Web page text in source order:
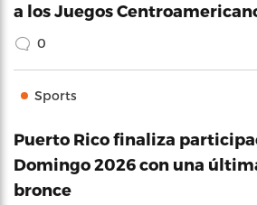
a los Juegos
0
Sports
Puerto Rico finaliza
Domingo 2026 con una
bronce